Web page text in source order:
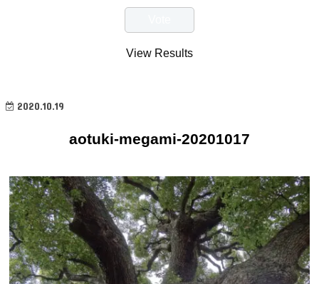
View Results
2020.10.19
aotuki-megami-20201017